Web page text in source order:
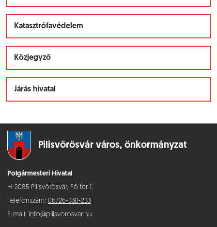
Katasztrófavédelem
Közjegyző
Járás hivatal
Pilisvörösvár város, önkormányzat
Polgármesteri Hivatal
H-2085 Pilisvörösvár, Fő tér 1.
Telefonszám: 06/26-330-233
E-mail: info@pilisvorosvar.hu